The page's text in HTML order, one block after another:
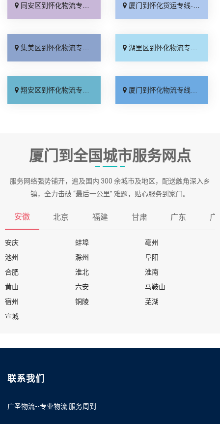
同安区到怀化物流专线_多少一吨「多久能到」 厦门到怀化货运专线-厦门到怀化物流公司_资质齐全「放心物流」
集美区到怀化物流专线_计费标准「放心物流」 湖里区到怀化物流专线_费用多少「高效快运」
翔安区到怀化物流专线_定点发车「直达特快专线」 厦门到怀化物流专线_限时必达「专线快运」
厦门到全国城市服务网点
服务网络强势铺开，遍及国内 300 余城市及地区，配送触角深入乡
镇，全力击破 “最后一公里” 难题，贴心服务到家门。
安徽 北京 福建 甘肃 广东 广
安庆 蚌埠
亳州
池州
滁州
阜阳
合肥
淮北
淮南
黄山
六安
马鞍山
宿州
铜陵
芜湖
宣城
联系我们
广圣物流--专业物流 服务周到